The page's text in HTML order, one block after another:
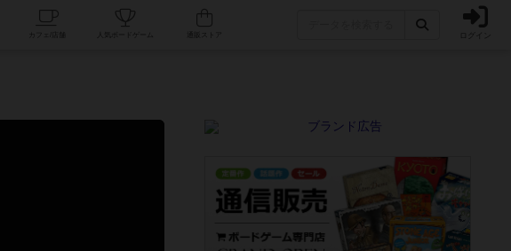
人気ボードゲーム ログイン